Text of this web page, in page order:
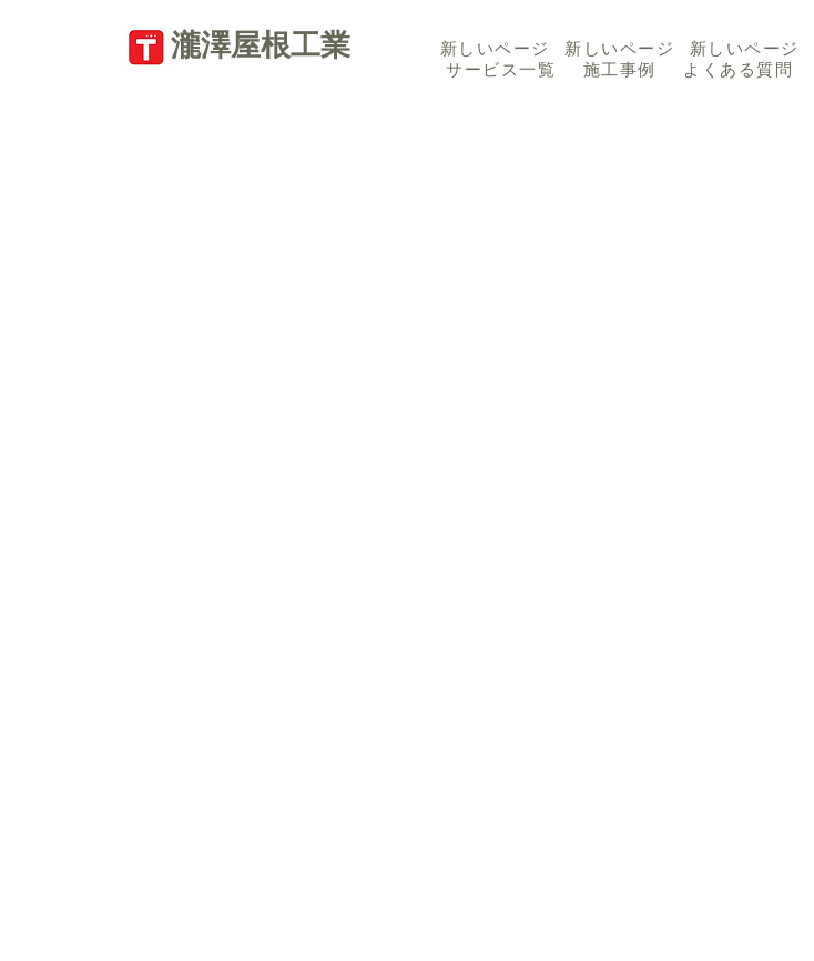
​瀧澤屋根工業 新しいページ 新しいページ 新しいページ
サービス一覧
施工事例 よくある質問